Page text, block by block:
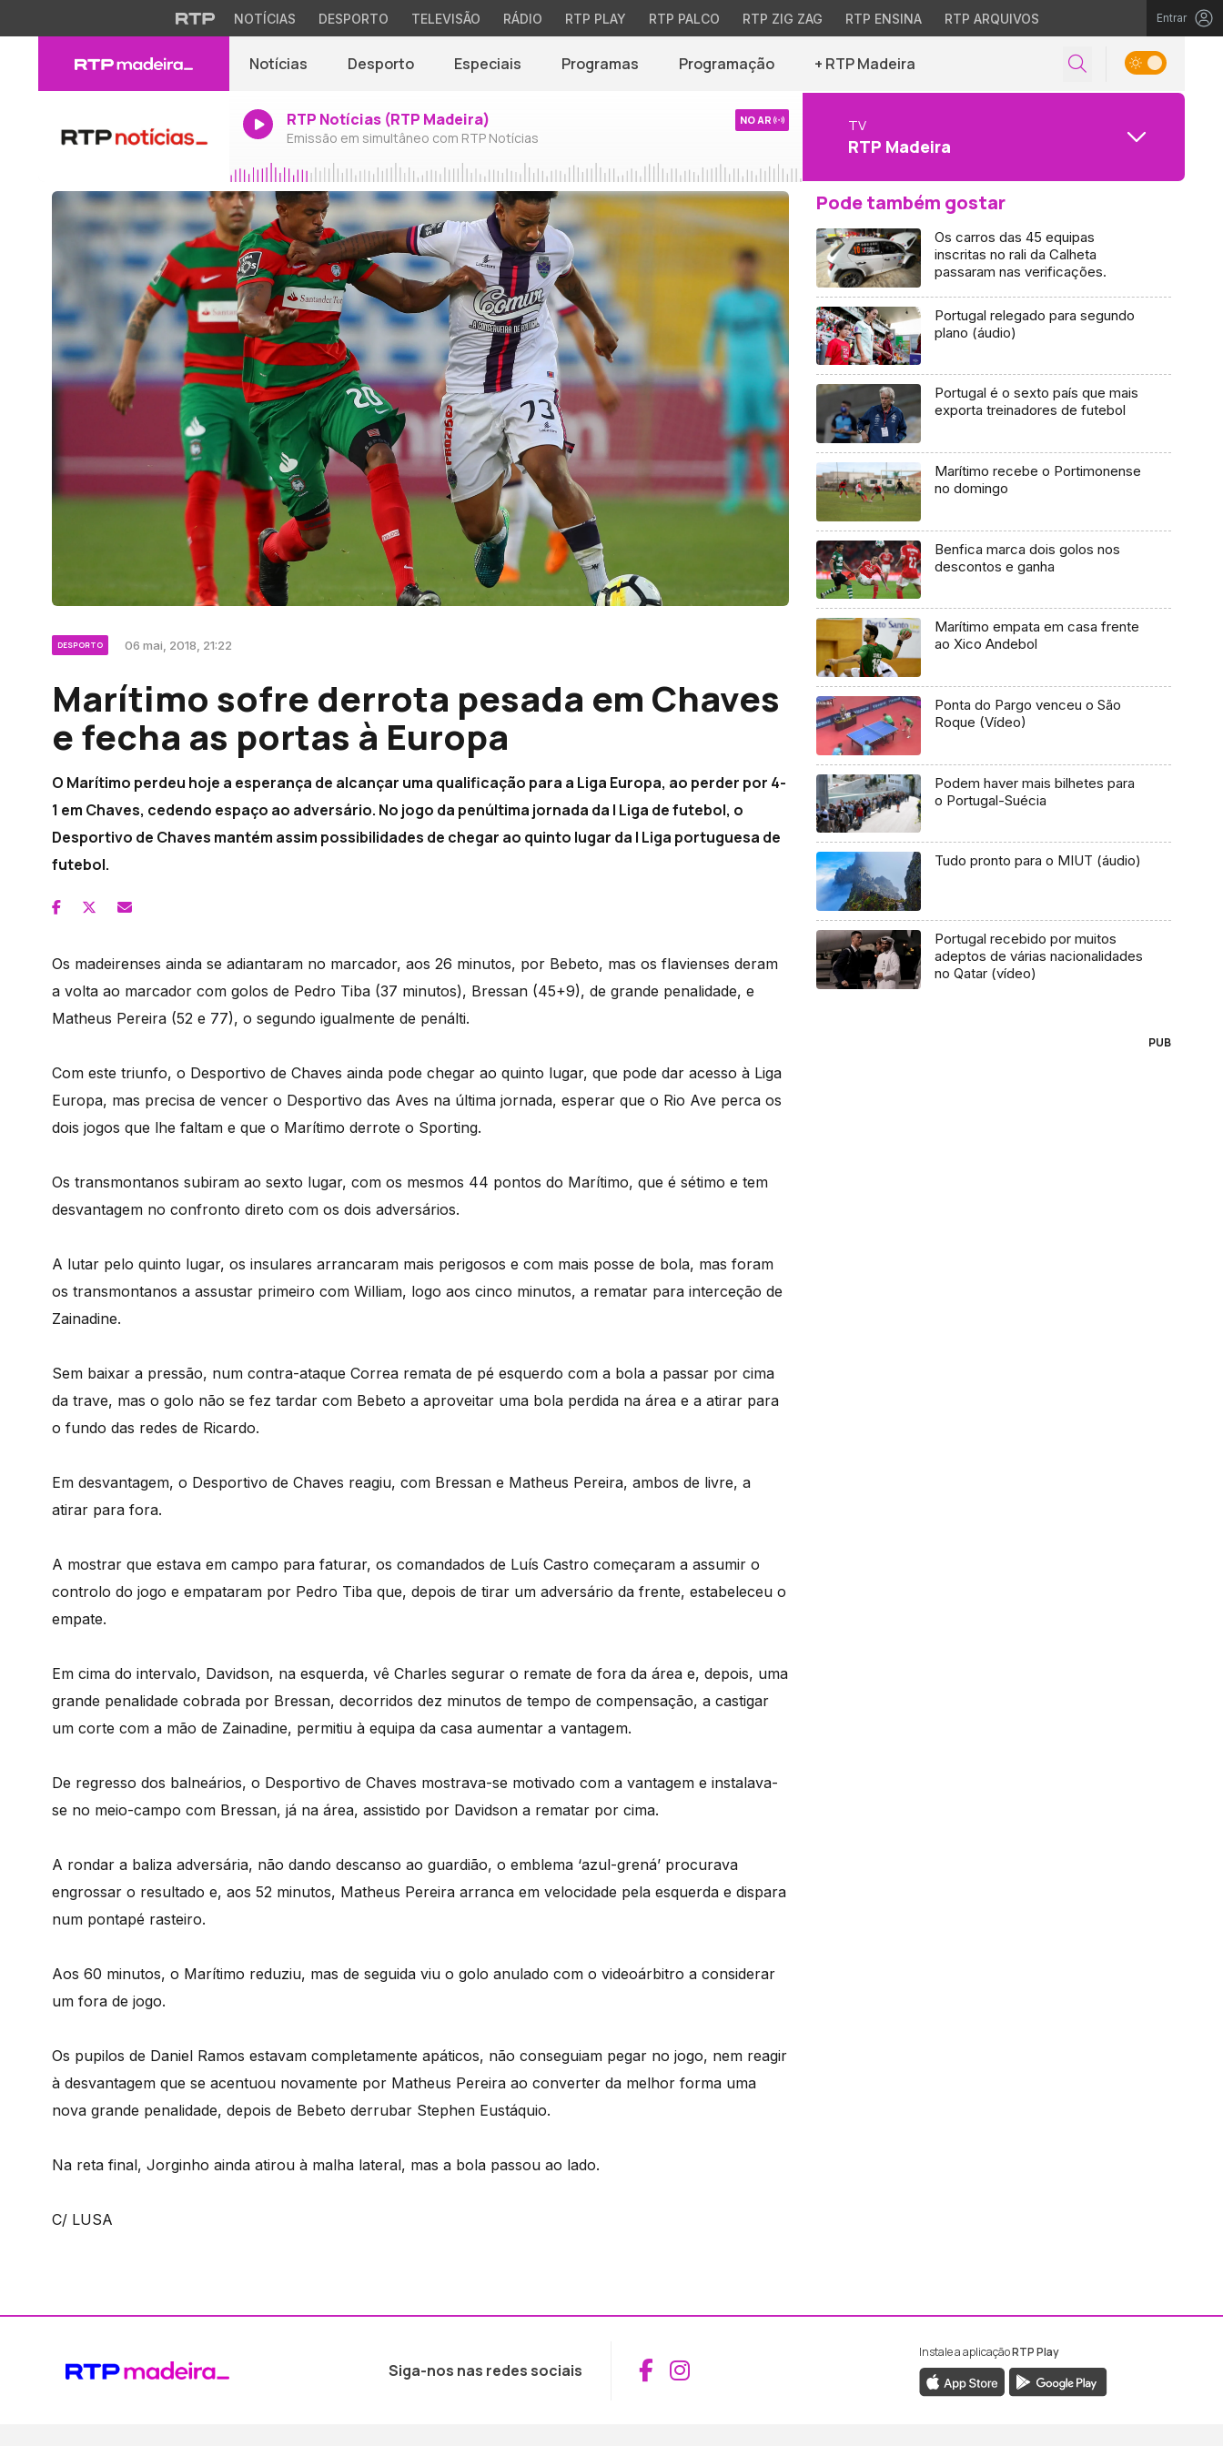
NOTÍCIAS DESPORTO TELEVISÃO RÁDIO RTP PLAY RTP PALCO RTP ZIG ZAG RTP ENSINA RTP ARQUIVOS Entrar
Notícias Desporto Especiais Programas Programação + RTP Madeira
RTP Notícias (RTP Madeira)
Emissão em simultâneo com RTP Notícias
NO AR TV
RTP Madeira
DESPORTO 06 mai, 2018, 21:22
Marítimo sofre derrota pesada em Chaves
e fecha as portas à Europa
O Marítimo perdeu hoje a esperança de alcançar uma qualificação para a Liga Europa, ao perder por 4-
1 em Chaves, cedendo espaço ao adversário. No jogo da penúltima jornada da I Liga de futebol, o
Desportivo de Chaves mantém assim possibilidades de chegar ao quinto lugar da I Liga portuguesa de
futebol.
Os madeirenses ainda se adiantaram no marcador, aos 26 minutos, por Bebeto, mas os flavienses deram
a volta ao marcador com golos de Pedro Tiba (37 minutos), Bressan (45+9), de grande penalidade, e
Matheus Pereira (52 e 77), o segundo igualmente de penálti.
Com este triunfo, o Desportivo de Chaves ainda pode chegar ao quinto lugar, que pode dar acesso à Liga
Europa, mas precisa de vencer o Desportivo das Aves na última jornada, esperar que o Rio Ave perca os
dois jogos que lhe faltam e que o Marítimo derrote o Sporting.
Os transmontanos subiram ao sexto lugar, com os mesmos 44 pontos do Marítimo, que é sétimo e tem
desvantagem no confronto direto com os dois adversários.
A lutar pelo quinto lugar, os insulares arrancaram mais perigosos e com mais posse de bola, mas foram
os transmontanos a assustar primeiro com William, logo aos cinco minutos, a rematar para interceção de
Zainadine.
Sem baixar a pressão, num contra-ataque Correa remata de pé esquerdo com a bola a passar por cima
da trave, mas o golo não se fez tardar com Bebeto a aproveitar uma bola perdida na área e a atirar para
o fundo das redes de Ricardo.
Em desvantagem, o Desportivo de Chaves reagiu, com Bressan e Matheus Pereira, ambos de livre, a
atirar para fora.
A mostrar que estava em campo para faturar, os comandados de Luís Castro começaram a assumir o
controlo do jogo e empataram por Pedro Tiba que, depois de tirar um adversário da frente, estabeleceu o
empate.
Em cima do intervalo, Davidson, na esquerda, vê Charles segurar o remate de fora da área e, depois, uma
grande penalidade cobrada por Bressan, decorridos dez minutos de tempo de compensação, a castigar
um corte com a mão de Zainadine, permitiu à equipa da casa aumentar a vantagem.
De regresso dos balneários, o Desportivo de Chaves mostrava-se motivado com a vantagem e instalava-
se no meio-campo com Bressan, já na área, assistido por Davidson a rematar por cima.
A rondar a baliza adversária, não dando descanso ao guardião, o emblema ‘azul-grená’ procurava
engrossar o resultado e, aos 52 minutos, Matheus Pereira arranca em velocidade pela esquerda e dispara
num pontapé rasteiro.
Aos 60 minutos, o Marítimo reduziu, mas de seguida viu o golo anulado com o videoárbitro a considerar
um fora de jogo.
Os pupilos de Daniel Ramos estavam completamente apáticos, não conseguiam pegar no jogo, nem reagir
à desvantagem que se acentuou novamente por Matheus Pereira ao converter da melhor forma uma
nova grande penalidade, depois de Bebeto derrubar Stephen Eustáquio.
Na reta final, Jorginho ainda atirou à malha lateral, mas a bola passou ao lado.
C/ LUSA
Pode também gostar
Os carros das 45 equipas
inscritas no rali da Calheta
passaram nas verificações.
Portugal relegado para segundo
plano (áudio)
Portugal é o sexto país que mais
exporta treinadores de futebol
Marítimo recebe o Portimonense
no domingo
Benfica marca dois golos nos
descontos e ganha
Marítimo empata em casa frente
ao Xico Andebol
Ponta do Pargo venceu o São
Roque (Vídeo)
Podem haver mais bilhetes para
o Portugal-Suécia
Tudo pronto para o MIUT (áudio)
Portugal recebido por muitos
adeptos de várias nacionalidades
no Qatar (vídeo)
PUB
Siga-nos nas redes sociais Aceder ao Facebook da RTP Madeira
Aceder ao Instagram da RTP Madeira
Instale a aplicaçãoRTP Play